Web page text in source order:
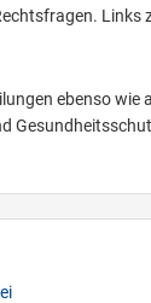
ebenso wie